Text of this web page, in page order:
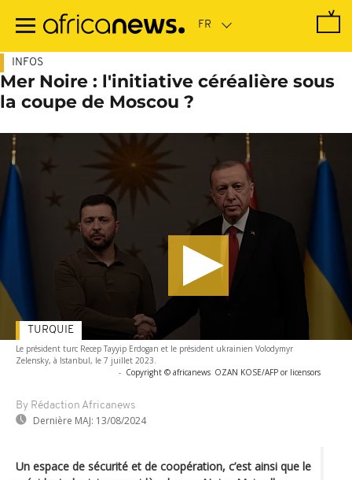
contenu
INFOS
Mer Noire : l'initiative céréalière sous
la coupe de Moscou ?
Le président turc Recep Tayyip Erdogan et le président ukrainien Volodymyr
Zelensky, à Istanbul, le 7 juillet 2023.
- Copyright © africanews OZAN KOSE/AFP or licensors
By Rédaction Africanews
Dernière MAJ: 13/08/2024
TURQUIE
Un espace de sécurité et de coopération, c’est ainsi que le